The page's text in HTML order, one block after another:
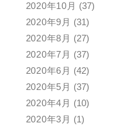
2020年10月 (37)
2020年9月 (31)
2020年8月 (27)
2020年7月 (37)
2020年6月 (42)
2020年5月 (37)
2020年4月 (10)
2020年3月 (1)